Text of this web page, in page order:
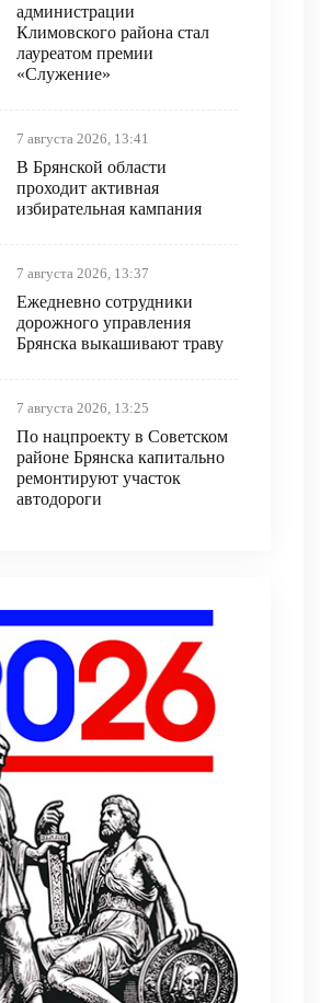
администрации
Климовского района стал
лауреатом премии
«Служение»
7 августа 2026, 13:41
В Брянской области
проходит активная
избирательная кампания
7 августа 2026, 13:37
Ежедневно сотрудники
дорожного управления
Брянска выкашивают траву
7 августа 2026, 13:25
По нацпроекту в Советском
районе Брянска капитально
ремонтируют участок
автодороги